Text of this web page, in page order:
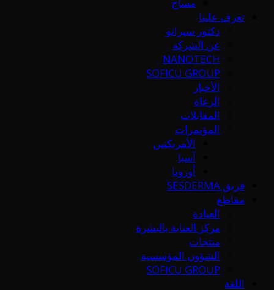
مساج
تعرف علينا
دكتور سيرانو
عن الشركة
NANOTECH
SOFICU GROUP
الأخبار
الرعاة
المقابلات
المؤتمرات
الأمريكتين
آسيا
أوروبا
فريق SESDERMA
مقاطع
العيادة
مركز العناية بالبشرة
منتجات
الشؤون المؤسسية
SOFICU GROUP
اللغة